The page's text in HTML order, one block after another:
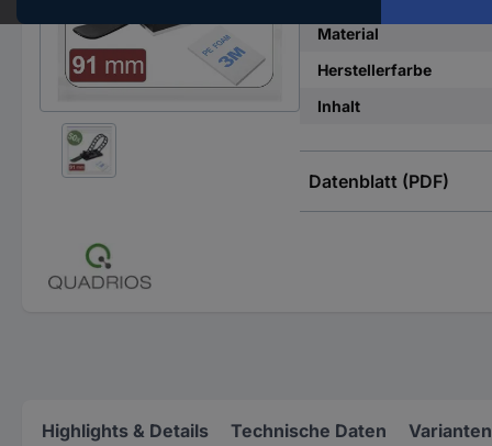
Material
Herstellerfarbe
Inhalt
Datenblatt (PDF)
Highlights & Details Technische Daten Varianten